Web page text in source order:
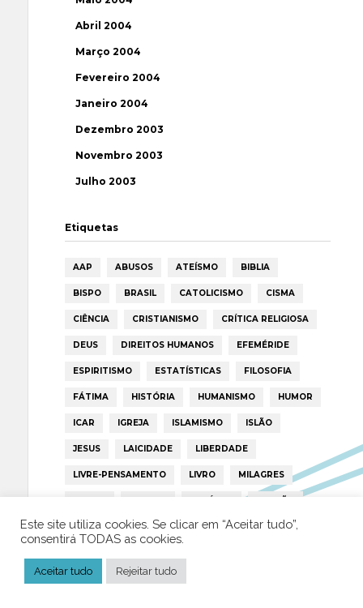
Abril 2004
Março 2004
Fevereiro 2004
Janeiro 2004
Dezembro 2003
Novembro 2003
Julho 2003
Etiquetas
AAP ABUSOS ATEÍSMO BIBLIA
BISPO BRASIL CATOLICISMO CISMA
CIÊNCIA CRISTIANISMO CRÍTICA RELIGIOSA
DEUS DIREITOS HUMANOS EFEMÉRIDE
ESPIRITISMO ESTATÍSTICAS FILOSOFIA
FÁTIMA HISTÓRIA HUMANISMO HUMOR
ICAR IGREJA ISLAMISMO ISLÃO
JESUS LAICIDADE LIBERDADE
LIVRE-PENSAMENTO LIVRO MILAGRES
MORAL MULHER NOTÍCIAS OPINIÃO
PAPA PAPAS PEDOFILIA POLÍTICA
TRUMP VATICANO
Este site utiliza cookies. Se clicar em “Aceitar tudo”,
consentirá TODAS as cookies.
Aceitar tudo Rejeitar tudo